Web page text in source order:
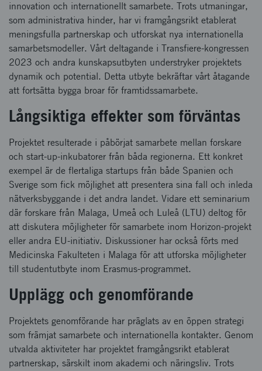
innovation och internationellt samarbete. Trots utmaningar,
som administrativa hinder, har vi framgångsrikt etablerat
meningsfulla partnerskap och utforskat nya internationella
samarbetsmodeller. Vårt deltagande i Transfiere-kongressen
2023 och andra kunskapsutbyten understryker projektets
dynamik och potential. Detta utbyte bekräftar vårt åtagande
att fortsätta bygga broar för framtidssamarbete.
Långsiktiga effekter som förväntas
Projektet resulterade i påbörjat samarbete mellan forskare
och start-up-inkubatorer från båda regionerna. Ett konkret
exempel är de flertaliga startups från både Spanien och
Sverige som fick möjlighet att presentera sina fall och inleda
nätverksbyggande i det andra landet. Vidare ett seminarium
där forskare från Malaga, Umeå och Luleå (LTU) deltog för
att diskutera möjligheter för samarbete inom Horizon-projekt
eller andra EU-initiativ. Diskussioner har också förts med
Medicinska Fakulteten i Malaga för att utforska möjligheter
till studentutbyte inom Erasmus-programmet.
Upplägg och genomförande
Projektets genomförande har präglats av en öppen strategi
som främjat samarbete och internationella kontakter. Genom
utvalda aktiviteter har projektet framgångsrikt etablerat
partnerskap, särskilt inom akademi och näringsliv. Trots